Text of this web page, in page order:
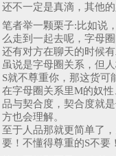
还不一定是真滴，其他
笔者举一颗栗子:比如说
么走到一起去呢，字母
还有对方在聊天的时候
虽说是字母圈关系，但
S就不尊重你，那这货可
在字母圈关系里M的奴
品与契合度，契合度就
方也会理解。
至于人品那就更简单了
要！不懂得尊重的S不要